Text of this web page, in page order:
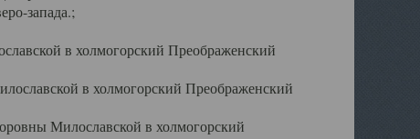
запада.;
в холмогорский Преображенский
в холмогорский Преображенский
Милославской в холмогорский